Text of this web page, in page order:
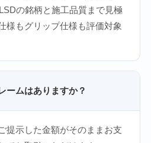
の銘柄と施工品質まで見極
様もグリップ仕様も評価対象
ームはありますか？
提示した金額がそのままお支